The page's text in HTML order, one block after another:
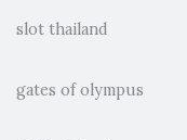
slot thailand
gates of olympus